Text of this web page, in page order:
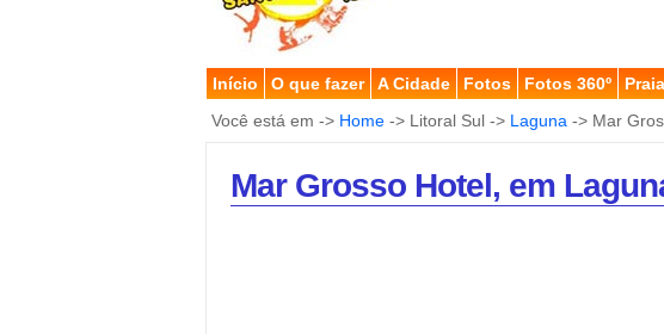
Início O que fazer A Cidade Fotos Fotos 360º
Você está em -> Home -> Litoral Sul -> Laguna -> Mar
Mar Grosso Hotel, em